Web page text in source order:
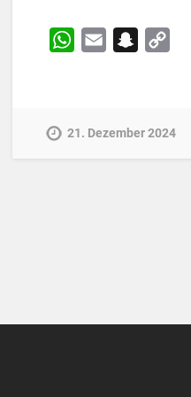
WhatsApp
Email Snapchat
21. Dezember 2024